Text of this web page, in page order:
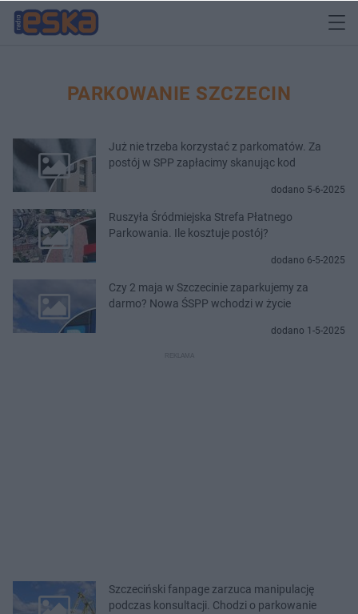
PARKOWANIE SZCZECIN
Już nie trzeba korzystać z parkomatów. Za
postój w SPP zapłacimy skanując kod
dodano 5-6-2025
Ruszyła Śródmiejska Strefa Płatnego
Parkowania. Ile kosztuje postój?
dodano 6-5-2025
Czy 2 maja w Szczecinie zaparkujemy za
darmo? Nowa ŚSPP wchodzi w życie
dodano 1-5-2025
Szczeciński fanpage zarzuca manipulację
podczas konsultacji. Chodzi o parkowanie